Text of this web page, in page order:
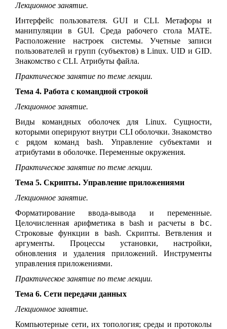
Лекционное занятие.
Интерфейс пользователя. GUI и CLI. Метафоры и
манипуляции в GUI. Среда рабочего стола MATE.
Расположение настроек системы. Учетные записи
пользователей и групп (субъектов) вLinux. UID и GID.
Знакомство с CLI. Атрибуты файла.
Практическое занятие по теме лекции.
Тема 4. Работа с командной строкой
Лекционное занятие.
Виды командных оболочек для Linux. Сущности,
которыми оперируют внутри CLI оболочки. Знакомство
с рядом команд bash. Управление субъектами и
атрибутами в оболочке. Переменные окружения.
Практическое занятие по теме лекции.
Тема 5. Скрипты. Управление приложениями
Лекционное занятие.
Форматирование ввода-вывода и переменные.
Целочисленная арифметика в bash и расчеты в bc.
Строковые функции в bash. Скрипты. Ветвления и
аргументы. Процессы установки, настройки,
обновления и удаления приложений. Инструменты
управления приложениями.
Практическое занятие по теме лекции.
Тема 6. Сети передачи данных
Лекционное занятие.
Компьютерные сети, их топология; среды и протоколы